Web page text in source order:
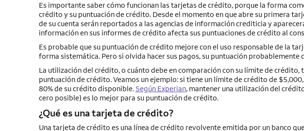
Es importante saber cómo funcionan las tarjetas de crédito, porque la forma
crédito y su puntuación de crédito. Desde el momento en que abre su primera
de su cuenta serán reportados a las agencias de información crediticia y
información en sus informes de crédito afecta sus puntuaciones de crédito al
Es probable que su puntuación de crédito mejore con el uso responsable de la
forma sistemática. Pero si olvida hacer sus pagos, su puntuación probablemente
La utilización del crédito, o cuánto debe en comparación con su límite de
puntuación de crédito. Veamos un ejemplo: si tiene un límite de crédito de
80% de su crédito disponible.Según Experian, mantener una utilización del
cero posible) es lo mejor para su puntuación de crédito.
¿Qué es una tarjeta de crédito?
Una tarjeta de crédito es una línea de crédito revolvente emitida por un banco